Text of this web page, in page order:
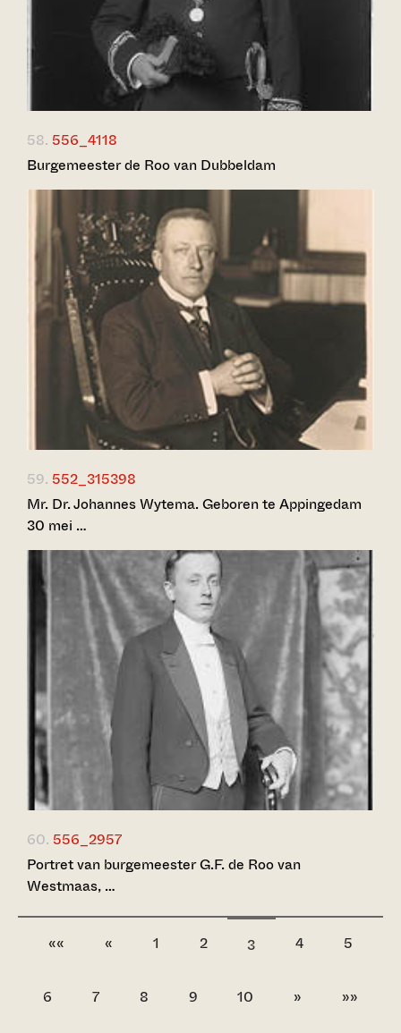
58. 556_4118
Burgemeester de Roo van Dubbeldam
59. 552_315398
Mr. Dr. Johannes Wytema. Geboren te Appingedam
30 mei …
60. 556_2957
Portret van burgemeester G.F. de Roo van
Westmaas, …
«« « 1 2 3 4 5
6 7 8 9 10 » »»